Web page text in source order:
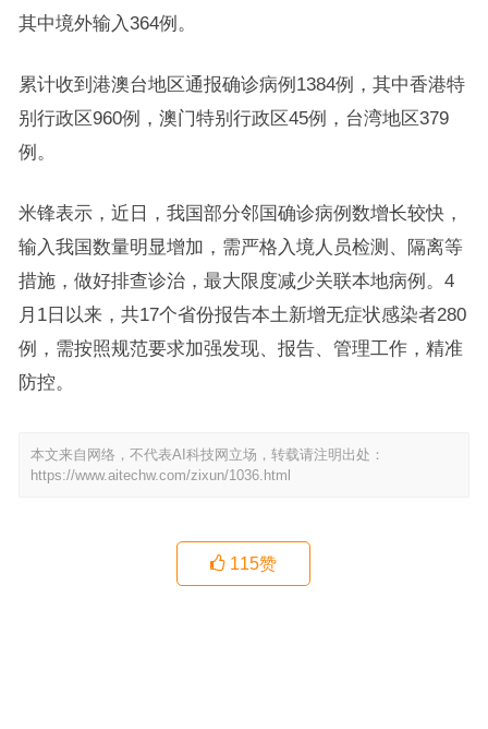
其中境外输入364例。
累计收到港澳台地区通报确诊病例1384例，其中香港特
别行政区960例，澳门特别行政区45例，台湾地区379
例。
米锋表示，近日，我国部分邻国确诊病例数增长较快，
输入我国数量明显增加，需严格入境人员检测、隔离等
措施，做好排查诊治，最大限度减少关联本地病例。4
月1日以来，共17个省份报告本土新增无症状感染者280
例，需按照规范要求加强发现、报告、管理工作，精准
防控。
本文来自网络，不代表AI科技网立场，转载请注明出处：
https://www.aitechw.com/zixun/1036.html
115赞